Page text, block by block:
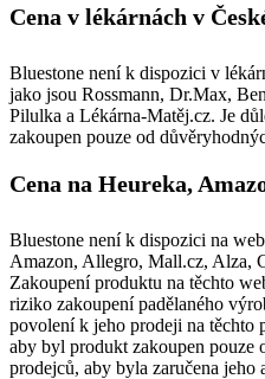
Cena v lékárnách v
Bluestone není k dispozici v
jako jsou Rossmann, Dr.Max,
Pilulka a Lékárna-Matěj.cz. Je
zakoupen pouze od
Cena na Heureka,
Bluestone není k dispozici na
Amazon, Allegro, Mall.cz, Alza,
Zakoupení produktu na těchto
riziko zakoupení padělaného
povolení k jeho prodeji na těchto
aby byl produkt zakoupen pouze
prodejců, aby byla zaručena jeho